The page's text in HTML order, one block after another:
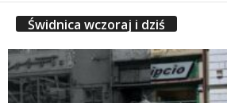
Świdnica wczoraj i dziś